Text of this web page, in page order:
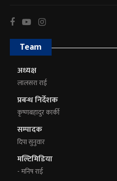
Team
अध्यक्ष
लालसरा राई
प्रबन्ध निर्देशक
कृष्णबहादुर कार्की
सम्पादक
दिपा सुनुवार
मल्टिमिडिया
- मनिष राई